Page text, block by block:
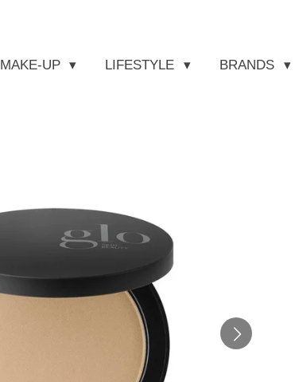
MAKE-UP LIFESTYLE BRANDS